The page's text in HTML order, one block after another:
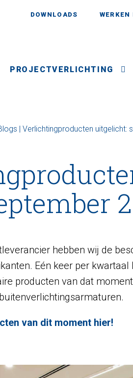
DOWNLOADS
PROJECTVERLICHTING
Verlichtingproducten uitgelicht:
hebben wij de
Eén keer per
producten van dat
van dit moment hier!